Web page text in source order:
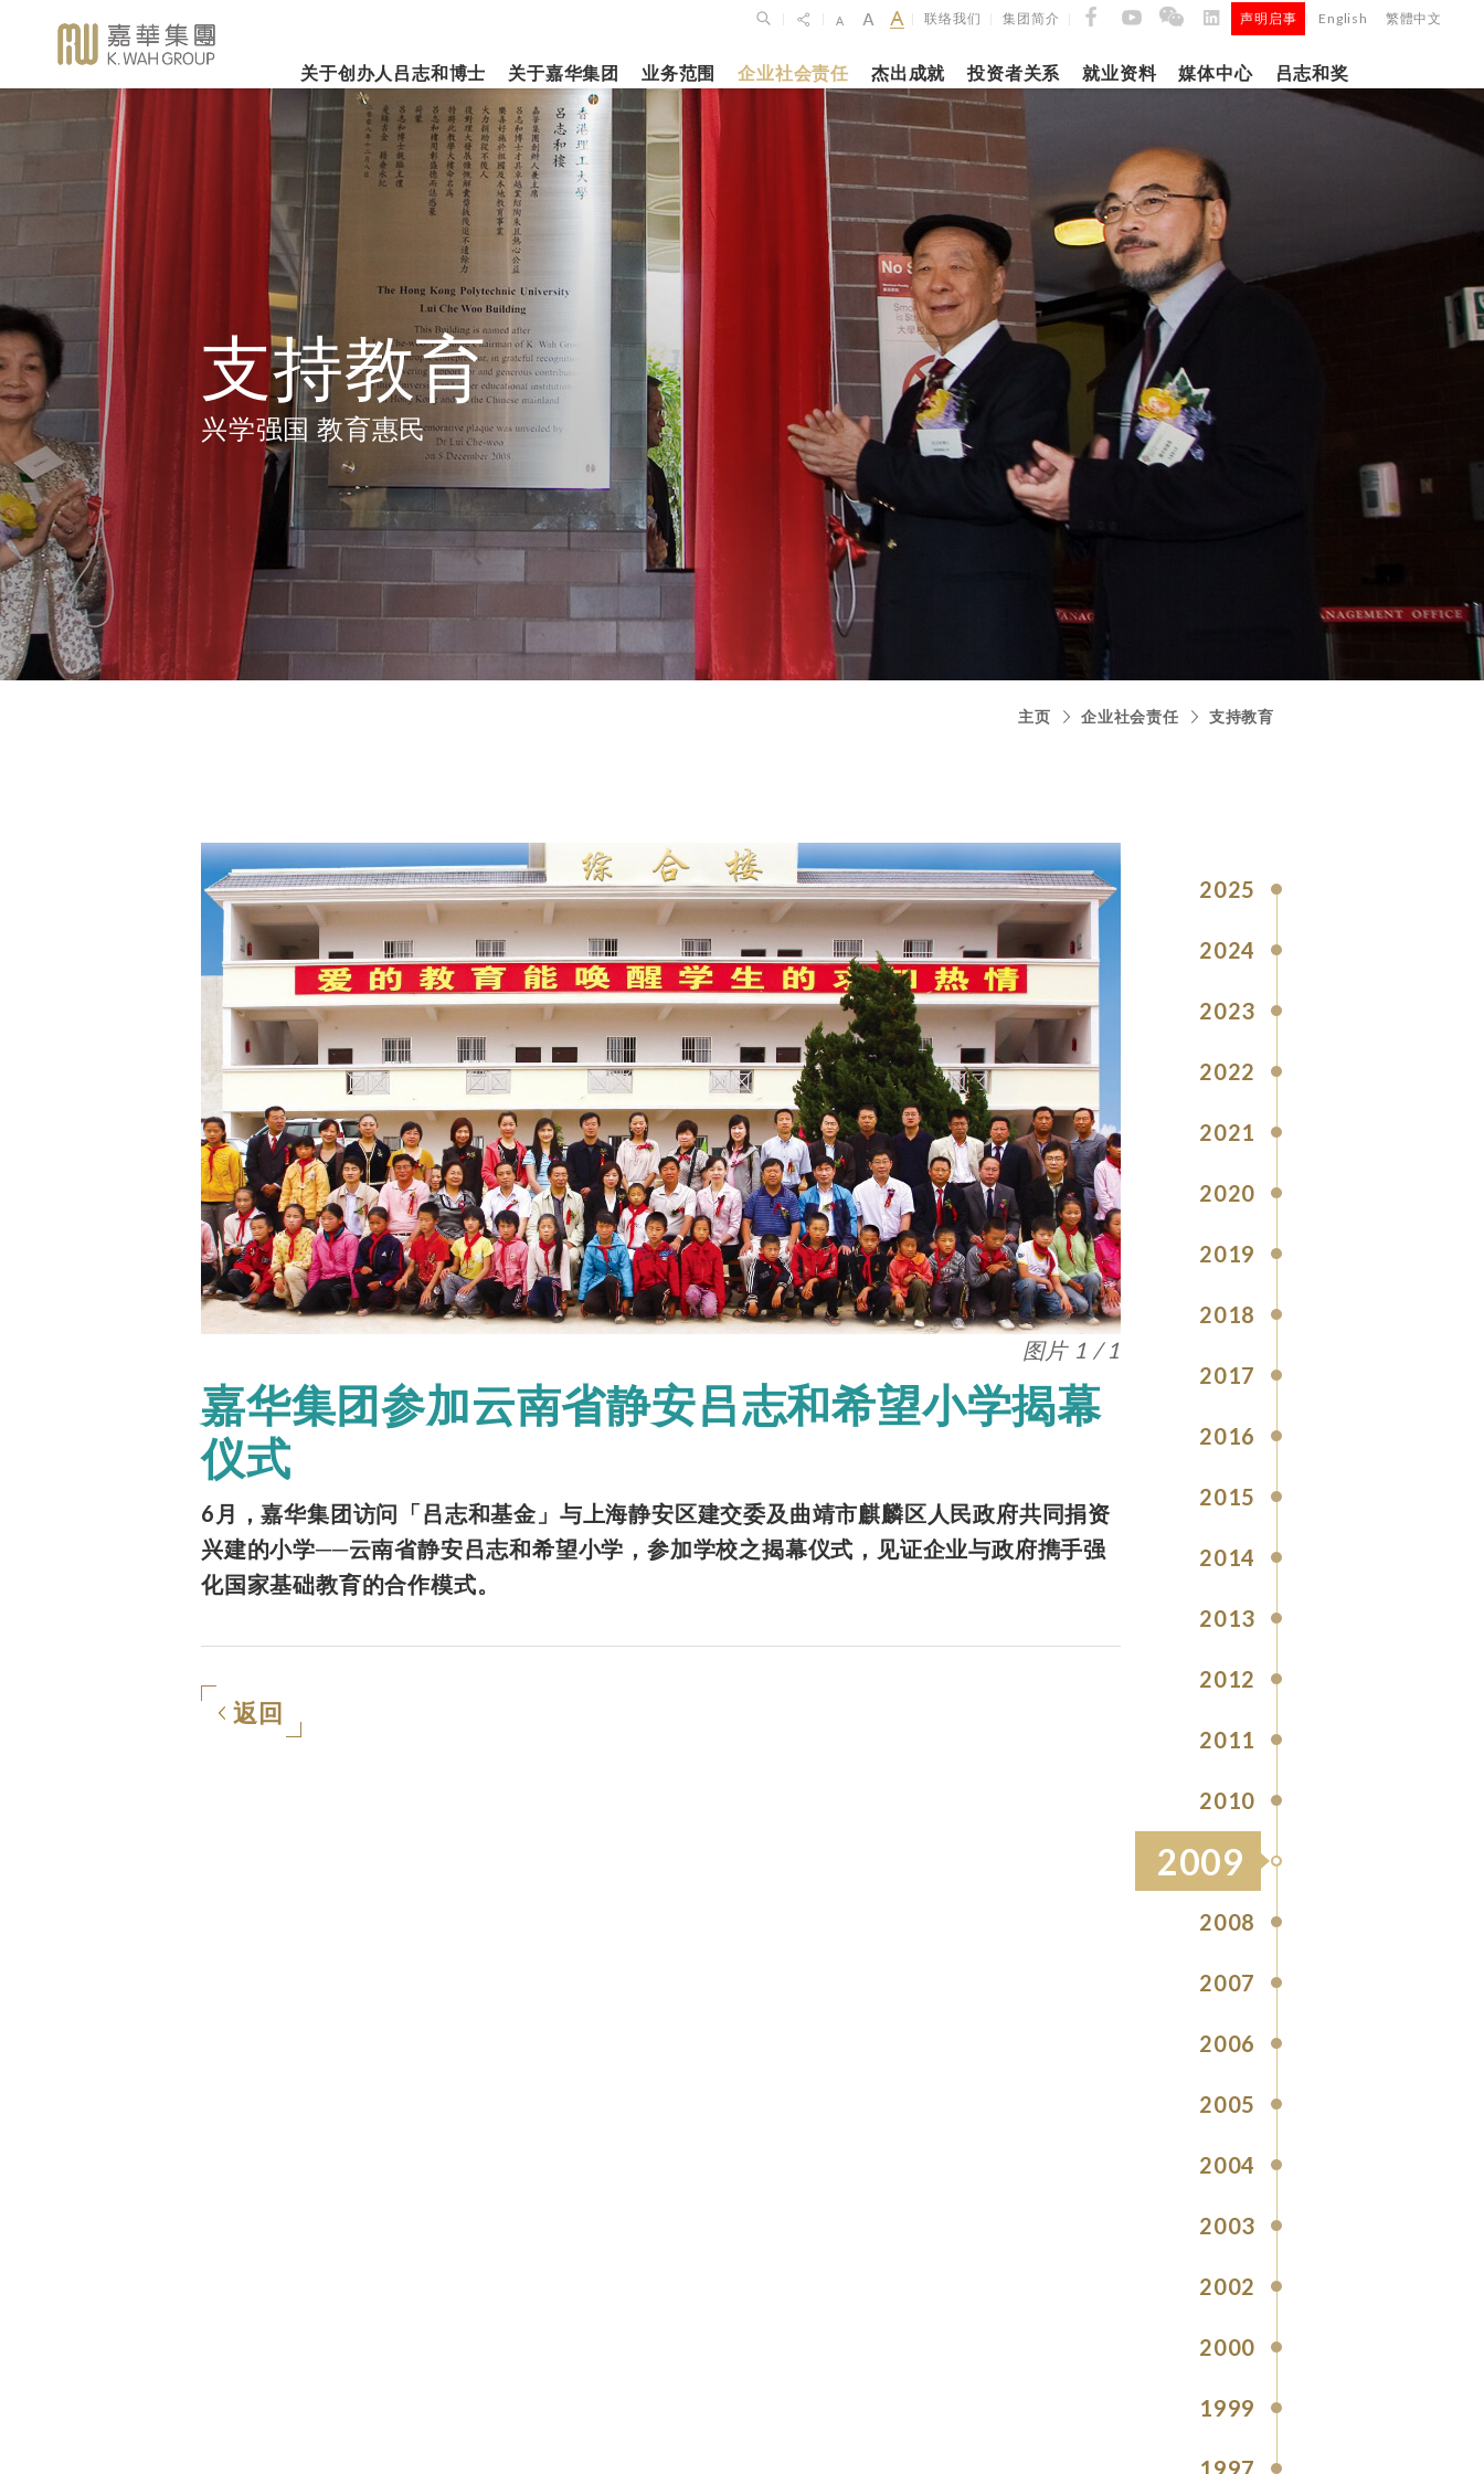
联络我们 集团简介 声明启事 English 繁體中文
关于创办人吕志和博士
事业里程
关于嘉华集团
集团简介
创办人吕志和博士简介
管理层
业务范围
业务概览
房地产 建筑材料
企业社会责任
企业社会责任
乐助社群
环境保护
支持教育
推广文康
关怀员工
环境、社会及管治报告
新闻焦点
2023年10月19日
上海交通大学「吕
志和科学园」正式
揭幕
更多内容
杰出成就 投资者关系
嘉华国际集团有限公司
（股份代号：00173）
银河娱乐集团有限公司
（股份代号：00027）
投资者联系
就业资料
企业文化
工作与生活平衡
职位空缺
媒体中心
深切怀念吕志和
博士 - 消息发布
「一嘉人」专栏
新闻稿
《嘉天下通讯》
及专题故事
影片库
图片库
媒体查询
新闻焦点
2026年3月27日
嘉华国际公布2025年全年
业绩业务维持平稳发展
更多内容
2026年2月26日
银娱公布2025年第四季度
及全年业绩
更多内容
吕志和奖
支持教育
兴学强国 教育惠民
主页 企业社会责任 支持教育
2025
2024
2023
2022
2021
2020
2019
2018
2017
2016
2015
2014
2013
2012
2011
2010
2009
2008
2007
2006
2005
2004
2003
2002
2000
1999
1997
图片 1 / 1
嘉华集团参加云南省静安吕志和希望小学揭幕
仪式
6月，嘉华集团访问「吕志和基金」与上海静安区建交委及曲靖市麒麟区人民政府共同捐资
兴建的小学──云南省静安吕志和希望小学，参加学校之揭幕仪式，见证企业与政府擕手强
化国家基础教育的合作模式。
返回